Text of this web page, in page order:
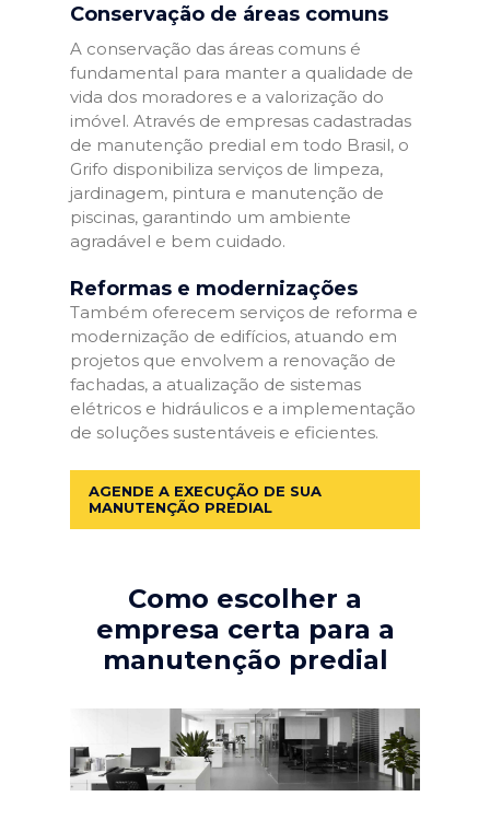
Conservação de áreas comuns
A conservação das áreas comuns é
fundamental para manter a qualidade de
vida dos moradores e a valorização do
imóvel. Através de empresas cadastradas
de manutenção predial em todo Brasil, o
Grifo disponibiliza serviços de limpeza,
jardinagem, pintura e manutenção de
piscinas, garantindo um ambiente
agradável e bem cuidado.
Reformas e modernizações
Também oferecem serviços de reforma e
modernização de edifícios, atuando em
projetos que envolvem a renovação de
fachadas, a atualização de sistemas
elétricos e hidráulicos e a implementação
de soluções sustentáveis e eficientes.
AGENDE A EXECUÇÃO DE SUA
MANUTENÇÃO PREDIAL
Como escolher a
empresa certa para a
manutenção predial